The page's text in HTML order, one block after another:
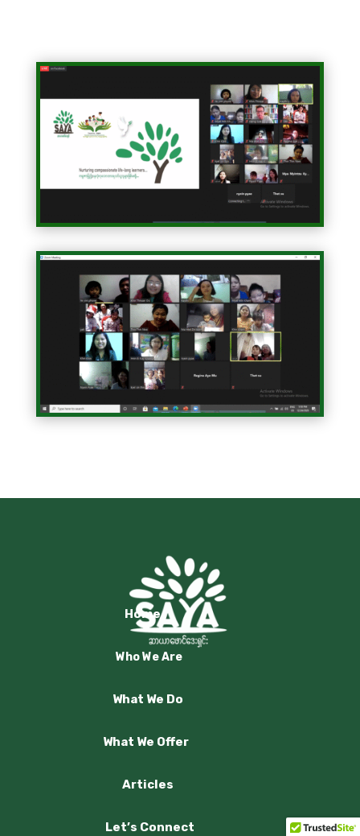
Home
Who We Are
What We Do
What We Offer
Articles
Let’s Connect